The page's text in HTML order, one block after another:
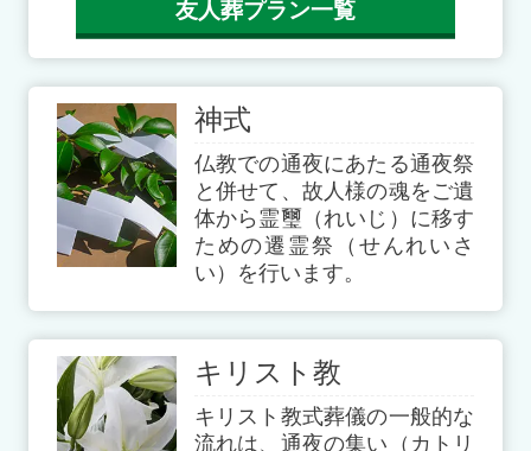
友人葬プラン一覧
神式
仏教での通夜にあたる通夜祭
と併せて、故人様の魂をご遺
体から霊璽（れいじ）に移す
ための遷霊祭（せんれいさ
い）を行います。
キリスト教
キリスト教式葬儀の一般的な
流れは、通夜の集い（カトリ